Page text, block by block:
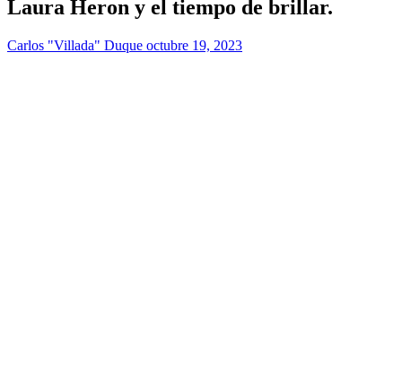
Laura Heron y el tiempo de brillar.
Carlos "Villada" Duque octubre 19, 2023